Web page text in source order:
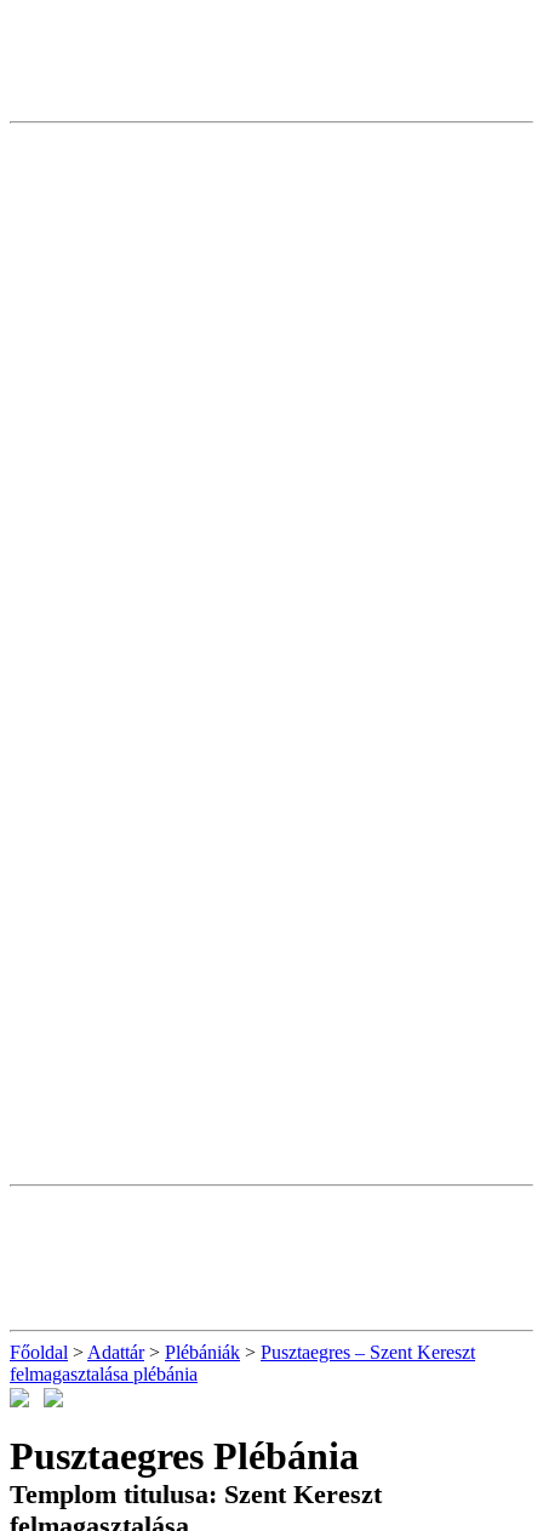
Főoldal > Adattár> Plébániák > Pusztaegres – Szent Kereszt
felmagasztalása plébánia
Pusztaegres Plébánia
Templom titulusa: Szent Kereszt